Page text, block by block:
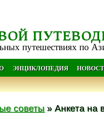
путешествиях по
ЭНЦИКЛОПЕДИЯ
советы » Анкета на